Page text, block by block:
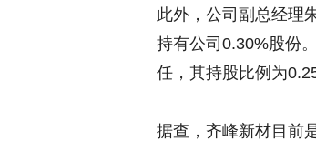
此外，公司副总经理
持有公司0.30%股份
任，其持股比例为
据查，齐峰新材目前